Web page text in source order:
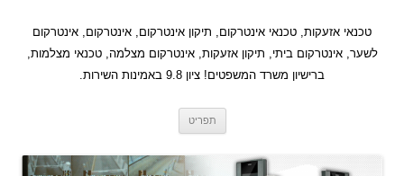
טכנאי אזעקות, טכנאי אינטרקום, תיקון אינטרקום, אינטרקום, אינטרקום
לשער, אינטרקום ביתי, תיקון אזעקות, אינטרקום מצלמה, טכנאי מצלמות,
ברישיון משרד המשפטים! ציון 9.8 באמינות השירות.
תפריט